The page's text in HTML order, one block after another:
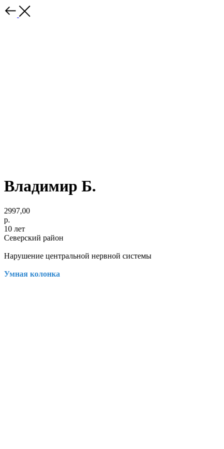
Владимир Б.
2997,00
р.
10 лет
Северский район
Нарушение центральной нервной системы
Умная колонка